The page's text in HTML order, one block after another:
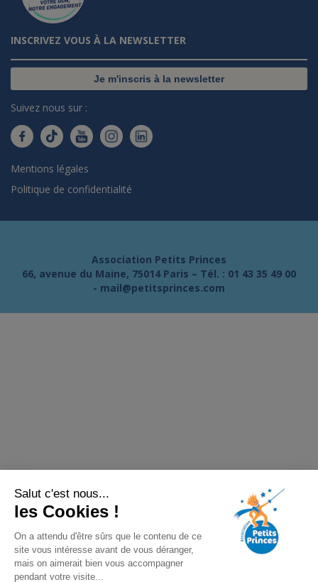
Salut c'est nous...
les Cookies !
On a attendu d'être sûrs que le contenu de ce
site vous intéresse avant de vous déranger,
mais on aimerait bien vous accompagner
pendant votre visite...
INSCRIVEZ VOUS À LA NEWSLETTER
Je m'inscris à la newsletter
Suivez nous sur :
Mentions légales
Politique de confidentialité
Association Petits Princes
66, avenue du Maine, 75014 Paris – Tél. : 01 43 35 49 00
- mail@petitsprinces.com